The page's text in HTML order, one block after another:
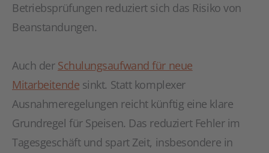
Betriebsprüfungen reduziert sich das Risiko von
Beanstandungen.
Auch der Schulungsaufwand für neue
Mitarbeitende sinkt. Statt komplexer
Ausnahmeregelungen reicht künftig eine klare
Grundregel für Speisen. Das reduziert Fehler im
Tagesgeschäft und spart Zeit, insbesondere in